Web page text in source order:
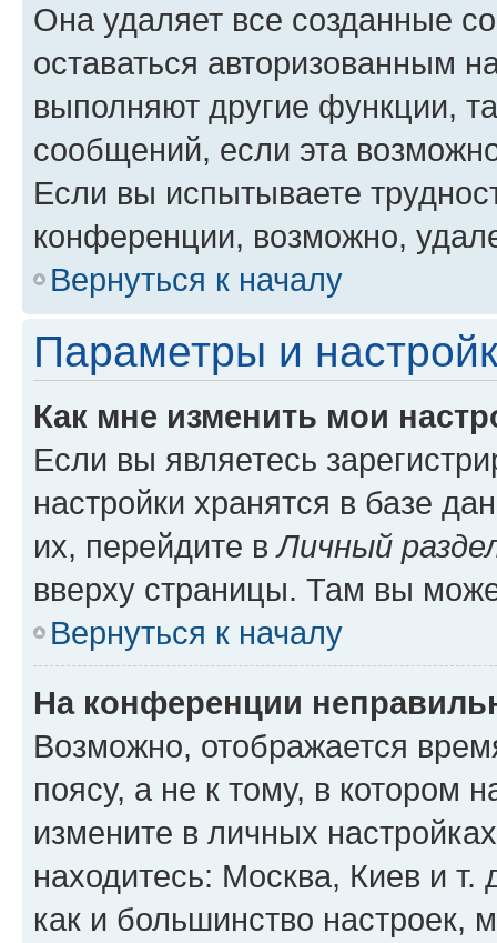
Она удаляет все созданные
оставаться авторизованным
выполняют другие функции,
сообщений, если эта
Если вы испытываете
конференции, возможно,
Вернуться к началу
Параметры и
Как мне изменить мои
Если вы являетесь
настройки хранятся в базе
их, перейдите вЛичный
вверху страницы. Там вы
Вернуться к началу
На конференции
Возможно, отображается
поясу, а не к тому, в котором
измените в личных
находитесь: Москва, Киев и т.
как и большинство настроек,